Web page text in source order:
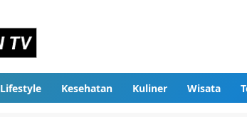
Lifestyle Kesehatan Kuliner Wisata